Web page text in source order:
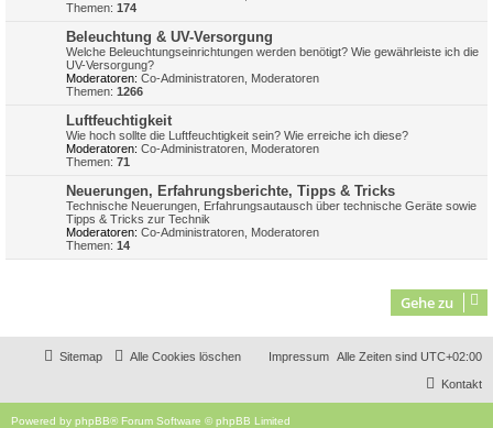
Themen: 174
Beleuchtung & UV-Versorgung
Welche Beleuchtungseinrichtungen werden benötigt? Wie gewährleiste ich die
UV-Versorgung?
Moderatoren: Co-Administratoren Moderatoren
Themen: 1266
Luftfeuchtigkeit
Wie hoch sollte die Luftfeuchtigkeit sein? Wie erreiche ich diese?
Moderatoren: Co-Administratoren Moderatoren
Themen: 71
Neuerungen, Erfahrungsberichte, Tipps & Tricks
Technische Neuerungen, Erfahrungsautausch über technische Geräte sowie
Tipps & Tricks zur Technik
Moderatoren: Co-Administratoren Moderatoren
Themen: 14
Gehe zu
Alle Zeiten sind UTC+02:00
Impressum
Alle Cookies löschen
Sitemap
Kontakt
Powered by phpBB® Forum Software © phpBB Limited